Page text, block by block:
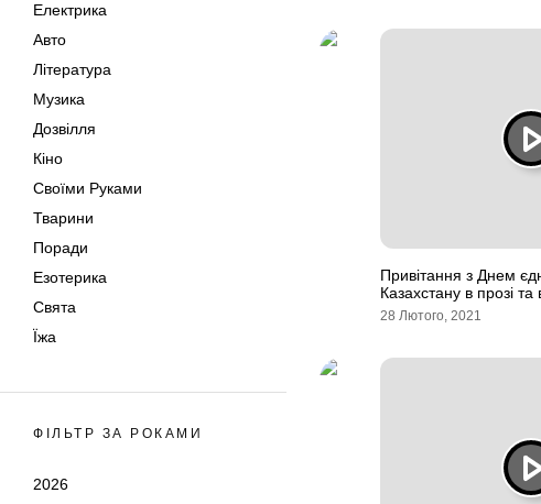
Електрика
Авто
Література
Музика
Дозвілля
Кіно
Своїми Руками
Тварини
Поради
Езотерика
Свята
Їжа
ФІЛЬТР ЗА РОКАМИ
2026
Привітання з Днем
Казахстану в прозі та
28 Лютого, 2021